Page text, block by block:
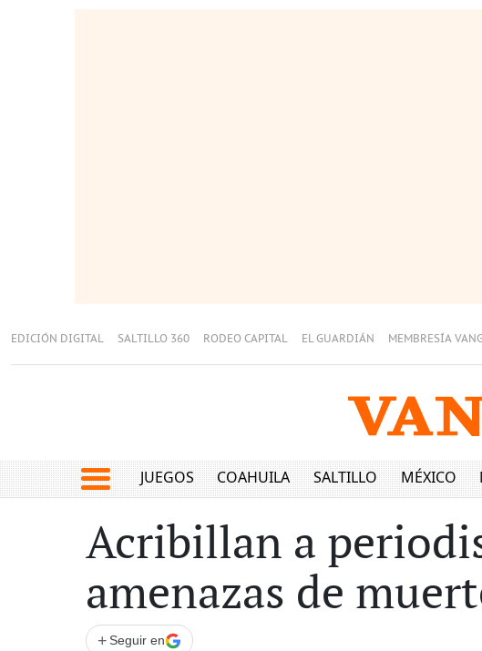
EDICIÓN DIGITAL SALTILLO 360 RODEO CAPITAL EL GUARDIÁN MEMBRESÍA
JUEGOS COAHUILA SALTILLO MÉXICO
Acribillan a
amenazas de
+ Seguir en